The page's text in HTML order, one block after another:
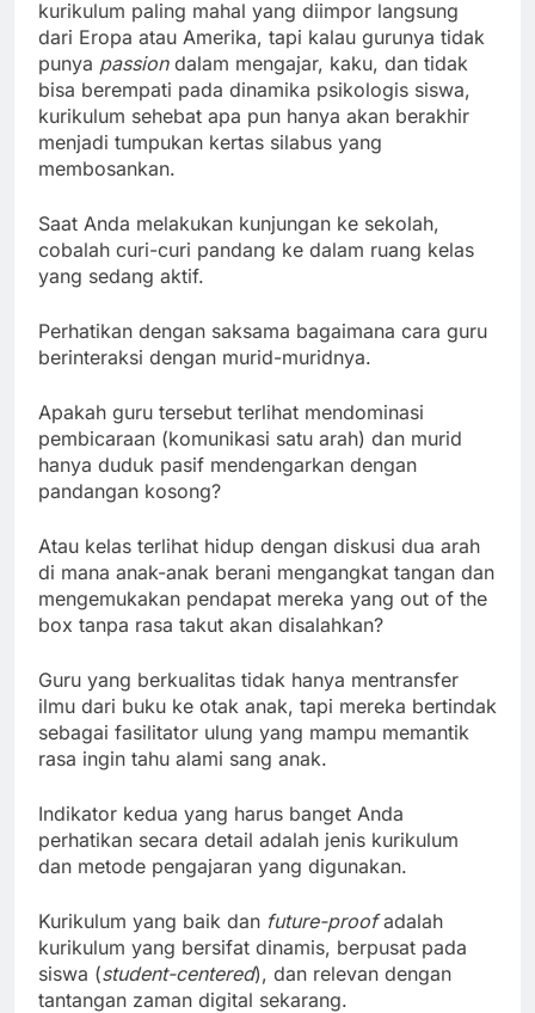
kurikulum paling mahal yang diimpor langsung
dari Eropa atau Amerika, tapi kalau gurunya tidak
punya passiondalam mengajar, kaku, dan tidak
bisa berempati pada dinamika psikologis siswa,
kurikulum sehebat apa pun hanya akan berakhir
menjadi tumpukan kertas silabus yang
membosankan.
Saat Anda melakukan kunjungan ke sekolah,
cobalah curi-curi pandang ke dalam ruang kelas
yang sedang aktif.
Perhatikan dengan saksama bagaimana cara guru
berinteraksi dengan murid-muridnya.
Apakah guru tersebut terlihat mendominasi
pembicaraan (komunikasi satu arah) dan murid
hanya duduk pasif mendengarkan dengan
pandangan kosong?
Atau kelas terlihat hidup dengan diskusi dua arah
di mana anak-anak berani mengangkat tangan dan
mengemukakan pendapat mereka yang out of the
box tanpa rasa takut akan disalahkan?
Guru yang berkualitas tidak hanya mentransfer
ilmu dari buku ke otak anak, tapi mereka bertindak
sebagai fasilitator ulung yang mampu memantik
rasa ingin tahu alami sang anak.
Indikator kedua yang harus banget Anda
perhatikan secara detail adalah jenis kurikulum
dan metode pengajaran yang digunakan.
Kurikulum yang baik dan future-proofadalah
kurikulum yang bersifat dinamis, berpusat pada
siswa (student-centered), dan relevan dengan
tantangan zaman digital sekarang.